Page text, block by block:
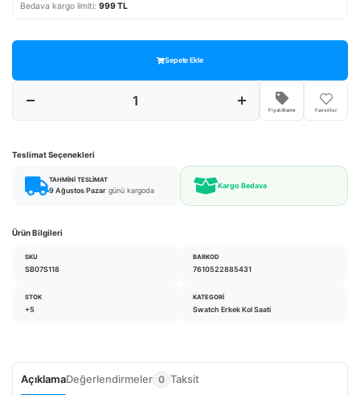
Bedava kargo limiti: 999 TL
Sepete Ekle
Fiyat Alarmı Favoriler
Teslimat Seçenekleri
TAHMINI TESLIMAT
9 Ağustos Pazar günü kargoda
Kargo Bedava
Ürün Bilgileri
SKU
SB07S118
BARKOD
7610522885431
STOK
+5
KATEGORI
Swatch Erkek Kol Saati
AçıklamaDeğerlendirmeler 0 Taksit